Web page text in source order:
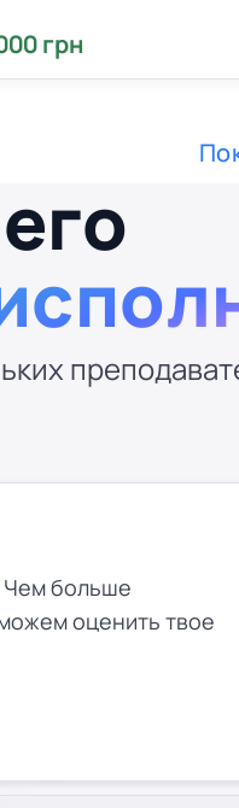
грн
Чем больше
оценить твое